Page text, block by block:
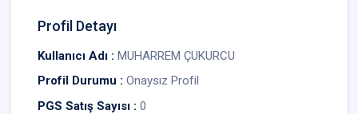
Profil Detayı
Kullanıcı Adı : MUHARREM ÇUKURCU
Profil Durumu : Onaysız Profil
PGS Satış Sayısı : 0